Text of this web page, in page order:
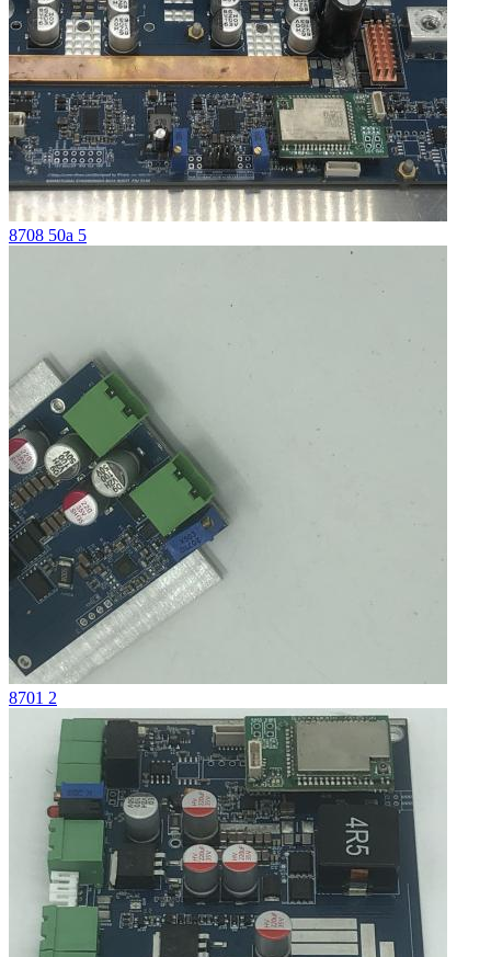
8708 50a 5
8701 2